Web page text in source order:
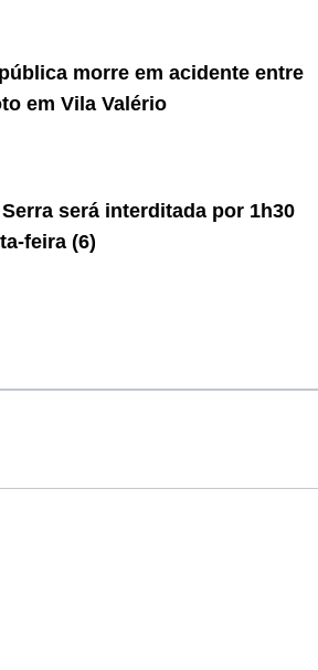
morre em acidente entre
em Vila Valério
Serra será interditada por 1h30
feira (6)